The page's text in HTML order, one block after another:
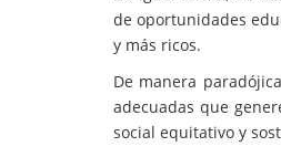
de oportunidades
y más ricos.
De manera
adecuadas que
social equitativo y